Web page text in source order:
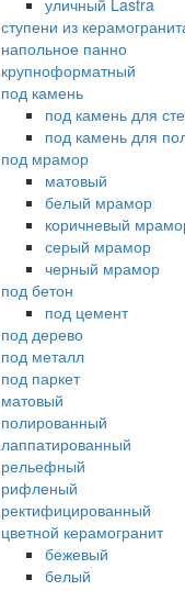
уличный Lastra
ступени из
напольное панно
крупноформатный
под камень
под камень для
под камень для
под мрамор
матовый
белый мрамор
коричневый
серый мрамор
черный мрамор
под бетон
под цемент
под дерево
под металл
под паркет
матовый
полированный
лаппатированный
рельефный
рифленый
ректифицированный
цветной керамогранит
бежевый
белый